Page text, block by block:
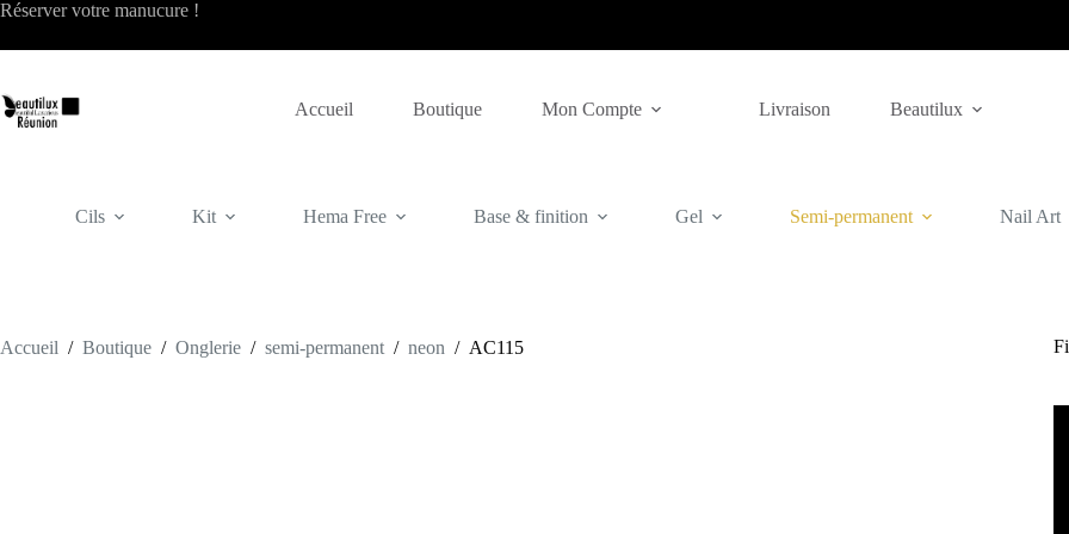
Passer
contenu
Réserver votre manucure !
Accueil Boutique Mon Compte Livraison Beautilux
Cils Kit Hema Free Base & finition Gel Semi-permanent Nail Art
Accueil / Boutique / Onglerie / semi-permanent / neon / AC115